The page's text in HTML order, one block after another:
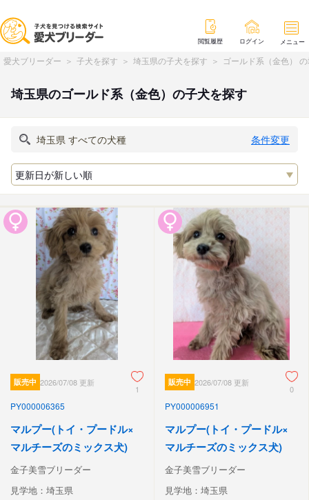
閲覧履歴 ログイン メニュー
愛犬ブリーダー 子犬を探す 埼玉県の子犬を探す ゴールド系（金色）
埼玉県のゴールド系（金色）の子犬を探す
条件変更
販売中 2026/07/08 更新
1
PY000006365
マルプー(トイ・プードル×
マルチーズのミックス犬)
金子美雪ブリーダー
見学地：埼玉県
販売中 2026/07/08 更新
0
PY000006951
マルプー(トイ・プードル×
マルチーズのミックス犬)
金子美雪ブリーダー
見学地：埼玉県